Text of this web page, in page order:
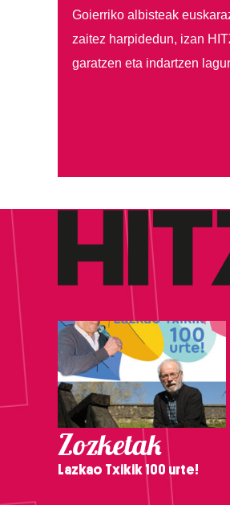
Goierriko albisteak
zaitez harpidedun, izan
garatzen eta indartzen
Zozketak
Lazkao Txikik 100 urte!